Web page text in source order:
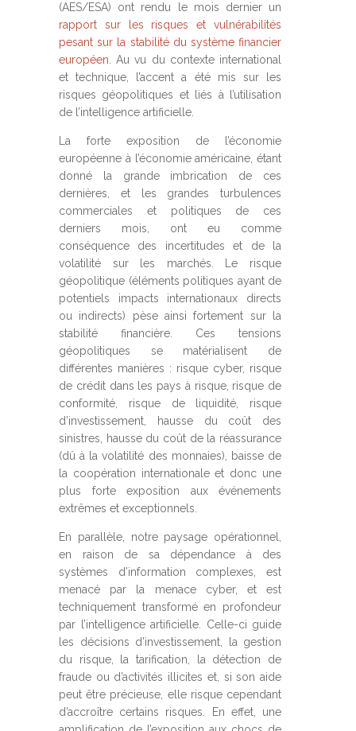
(AES/ESA) ont rendu le mois dernier un
rapport sur les risques et vulnérabilités
pesant sur la stabilité du système financier
européen . Au vu du contexte international
et technique, l’accent a été mis sur les
risques géopolitiques et liés à l’utilisation
de l’intelligence artificielle.
La forte exposition de l’économie
européenne à l’économie américaine, étant
donné la grande imbrication de ces
dernières, et les grandes turbulences
commerciales et politiques de ces
derniers mois, ont eu comme
conséquence des incertitudes et de la
volatilité sur les marchés. Le risque
géopolitique (éléments politiques ayant de
potentiels impacts internationaux directs
ou indirects) pèse ainsi fortement sur la
stabilité financière. Ces tensions
géopolitiques se matérialisent de
différentes manières : risque cyber, risque
de crédit dans les pays à risque, risque de
conformité, risque de liquidité, risque
d’investissement, hausse du coût des
sinistres, hausse du coût de la réassurance
(dû à la volatilité des monnaies), baisse de
la coopération internationale et donc une
plus forte exposition aux événements
extrêmes et exceptionnels.
En parallèle, notre paysage opérationnel,
en raison de sa dépendance à des
systèmes d’information complexes, est
menacé par la menace cyber, et est
techniquement transformé en profondeur
par l’intelligence artificielle. Celle-ci guide
les décisions d’investissement, la gestion
du risque, la tarification, la détection de
fraude ou d’activités illicites et, si son aide
peut être précieuse, elle risque cependant
d’accroître certains risques. En effet, une